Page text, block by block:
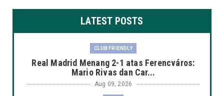
LATEST POSTS
CLUB FRIENDLY
Real Madrid Menang 2-1 atas Ferencváros:
Mario Rivas dan Car...
Aug 09, 2026